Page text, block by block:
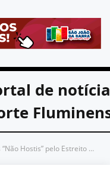
de
pelo Estreito de Ormuz